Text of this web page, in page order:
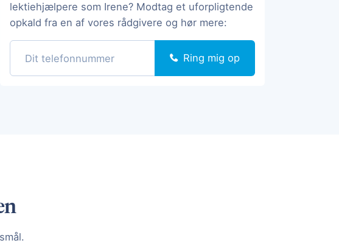
lektiehjælpere som Irene? Modtag et uforpligtende
opkald fra en af vores rådgivere og hør mere:
Ring mig op